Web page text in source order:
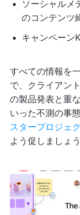
ソーシャルメ
のコンテンツ
キャンペーン
すべての情報を
で、クライアン
の製品発表と重
いった不測の事
スタープロジェ
よう促しましょう